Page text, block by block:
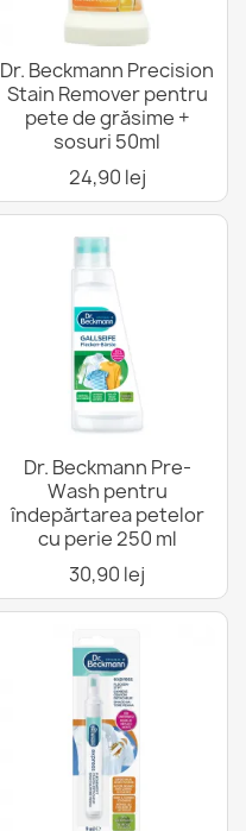
Dr. Beckmann Precision
Stain Remover pentru
pete de grăsime +
sosuri 50ml
24,90 lej
Dr. Beckmann Pre-
Wash pentru
îndepărtarea petelor
cu perie 250 ml
30,90 lej